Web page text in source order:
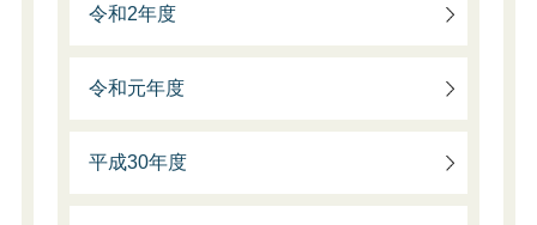
令和2年度
令和元年度
平成30年度